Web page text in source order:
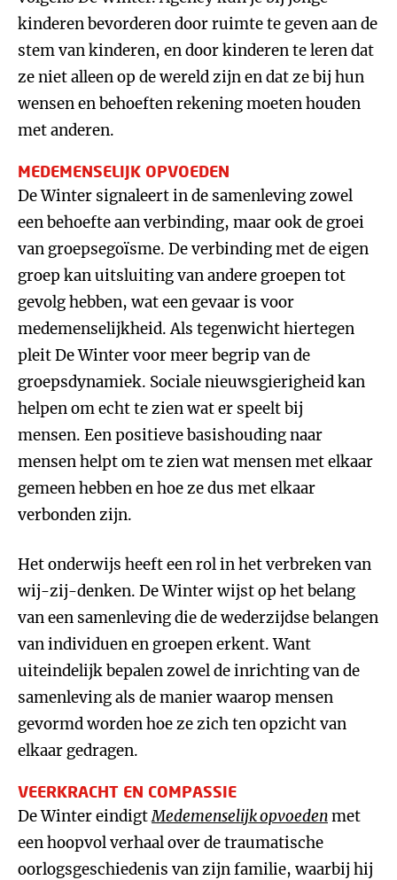
kinderen bevorderen door ruimte te geven aan de
stem van kinderen, en door kinderen te leren dat
ze niet alleen op de wereld zijn en dat ze bij hun
wensen en behoeften rekening moeten houden
met anderen.
MEDEMENSELIJK OPVOEDEN
De Winter signaleert in de samenleving zowel
een behoefte aan verbinding, maar ook de groei
van groepsegoïsme. De verbinding met de eigen
groep kan uitsluiting van andere groepen tot
gevolg hebben, wat een gevaar is voor
medemenselijkheid. Als tegenwicht hiertegen
pleit De Winter voor meer begrip van de
groepsdynamiek. Sociale nieuwsgierigheid kan
helpen om echt te zien wat er speelt bij
mensen. Een positieve basishouding naar
mensen helpt om te zien wat mensen met elkaar
gemeen hebben en hoe ze dus met elkaar
verbonden zijn.
Het onderwijs heeft een rol in het verbreken van
wij-zij-denken. De Winter wijst op het belang
van een samenleving die de wederzijdse belangen
van individuen en groepen erkent. Want
uiteindelijk bepalen zowel de inrichting van de
samenleving als de manier waarop mensen
gevormd worden hoe ze zich ten opzicht van
elkaar gedragen.
VEERKRACHT EN COMPASSIE
De Winter eindigtMedemenselijk opvoedenmet
een hoopvol verhaal over de traumatische
oorlogsgeschiedenis van zijn familie, waarbij hij